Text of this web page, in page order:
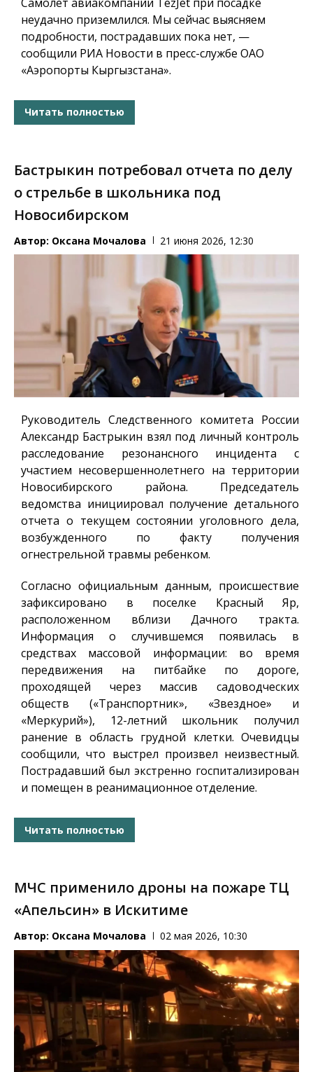
неудачно приземлился. Мы сейчас выясняем
подробности, пострадавших пока нет, —
сообщили РИА Новости в пресс-службе ОАО
«Аэропорты Кыргызстана».
Читать полностью
Бастрыкин потребовал отчета по делу
о стрельбе в школьника под
Новосибирском
Автор: Оксана Мочалова 21 июня 2026, 12:30
Руководитель Следственного комитета России
Александр Бастрыкин взял под личный контроль
расследование резонансного инцидента с
участием несовершеннолетнего на территории
Новосибирского района. Председатель
ведомства инициировал получение детального
отчета о текущем состоянии уголовного дела,
возбужденного по факту получения
огнестрельной травмы ребенком.
Согласно официальным данным, происшествие
зафиксировано в поселке Красный Яр,
расположенном вблизи Дачного тракта.
Информация о случившемся появилась в
средствах массовой информации: во время
передвижения на питбайке по дороге,
проходящей через массив садоводческих
обществ («Транспортник», «Звездное» и
«Меркурий»), 12-летний школьник получил
ранение в область грудной клетки. Очевидцы
сообщили, что выстрел произвел неизвестный.
Пострадавший был экстренно госпитализирован
и помещен в реанимационное отделение.
Читать полностью
МЧС применило дроны на пожаре ТЦ
«Апельсин» в Искитиме
Автор: Оксана Мочалова 02 мая 2026, 10:30